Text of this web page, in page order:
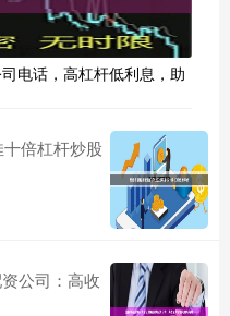
电话，高杠杆低利息，助
倍杠杆炒股
公司：高收